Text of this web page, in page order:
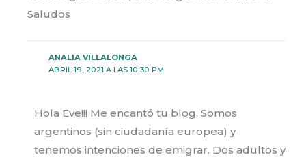
Saludos
ANALIA VILLALONGA
ABRIL 19, 2021 A LAS 10:30 PM
Hola Eve!!! Me encantó tu blog. Somos
argentinos (sin ciudadanía europea) y
tenemos intenciones de emigrar. Dos adultos y